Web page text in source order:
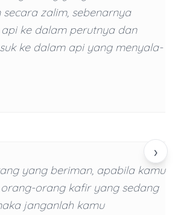
›
zalim, sebenarnya
ke dalam perutnya dan
ke dalam api yang menyala-
yang beriman, apabila kamu
orang kafir yang sedang
janganlah kamu